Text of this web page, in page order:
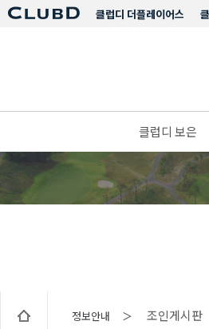
클럽디 더플레이어스
클럽디 보은
정보안내 ＞ 조인게시판